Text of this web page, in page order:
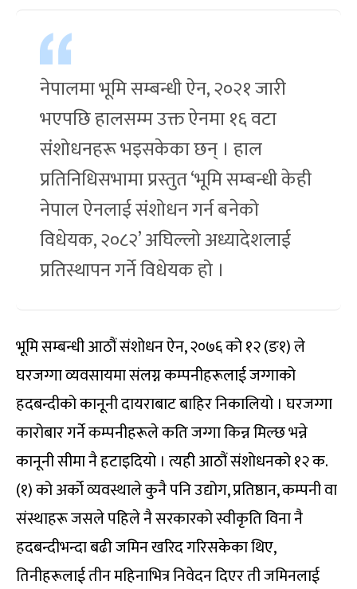
नेपालमा भूमि सम्बन्धी ऐन, २०२१ जारी
भएपछि हालसम्म उक्त ऐनमा १६ वटा
संशोधनहरू भइसकेका छन् । हाल
प्रतिनिधिसभामा प्रस्तुत ‘भूमि सम्बन्धी केही
नेपाल ऐनलाई संशोधन गर्न बनेको
विधेयक, २०८२’ अघिल्लो अध्यादेशलाई
प्रतिस्थापन गर्ने विधेयक हो ।
भूमि सम्बन्धी आठौं संशोधन ऐन, २०७६ को १२ (ङ१) ले
घरजग्गा व्यवसायमा संलग्न कम्पनीहरूलाई जग्गाको
हदबन्दीको कानूनी दायराबाट बाहिर निकालियो । घरजग्गा
कारोबार गर्ने कम्पनीहरूले कति जग्गा किन्न मिल्छ भन्ने
कानूनी सीमा नै हटाइदियो । त्यही आठौं संशोधनको १२ क.
(१) को अर्को व्यवस्थाले कुनै पनि उद्योग, प्रतिष्ठान, कम्पनी वा
संस्थाहरू जसले पहिले नै सरकारको स्वीकृति विना नै
हदबन्दीभन्दा बढी जमिन खरिद गरिसकेका थिए,
तिनीहरूलाई तीन महिनाभित्र निवेदन दिएर ती जमिनलाई